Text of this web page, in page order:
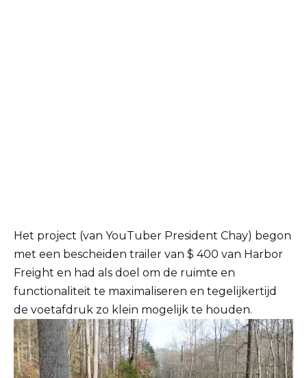
Het project (van YouTuber President Chay) begon
met een bescheiden trailer van $ 400 van Harbor
Freight en had als doel om de ruimte en
functionaliteit te maximaliseren en tegelijkertijd
de voetafdruk zo klein mogelijk te houden.